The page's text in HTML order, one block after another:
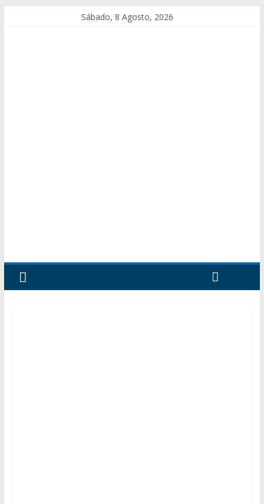
Sábado, 8 Agosto, 2026